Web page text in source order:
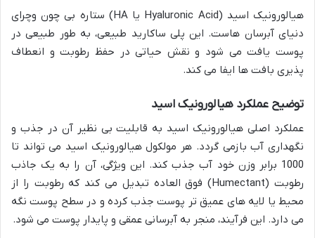
هیالورونیک اسید (Hyaluronic Acid یا HA) ستاره بی چون وچرای
دنیای آبرسان هاست. این پلی ساکارید طبیعی، به طور طبیعی در
پوست یافت می شود و نقش حیاتی در حفظ رطوبت و انعطاف
پذیری بافت ها ایفا می کند.
توضیح عملکرد هیالورونیک اسید
عملکرد اصلی هیالورونیک اسید به قابلیت بی نظیر آن در جذب و
نگهداری آب بازمی گردد. هر مولکول هیالورونیک اسید می تواند تا
1000 برابر وزن خود آب جذب کند. این ویژگی، آن را به یک جاذب
رطوبت (Humectant) فوق العاده تبدیل می کند که رطوبت را از
محیط یا لایه های عمیق تر پوست جذب کرده و در سطح پوست نگه
می دارد. این فرآیند، منجر به آبرسانی عمقی و پایدار پوست می شود.